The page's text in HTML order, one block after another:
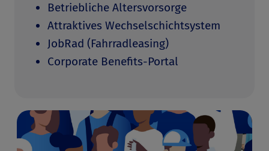
Betriebliche Altersvorsorge
Attraktives Wechselschichtsystem
JobRad (Fahrradleasing)
Corporate Benefits-Portal